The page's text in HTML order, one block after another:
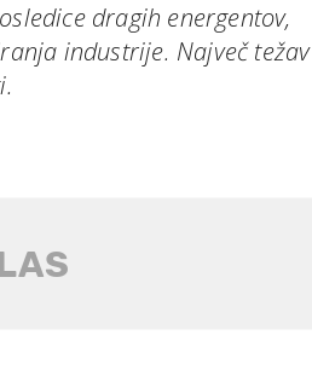
dragih energentov,
industrije. Največ težav